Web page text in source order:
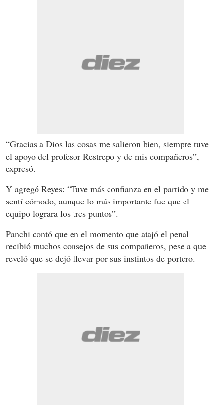
“Gracias a Dios las cosas me salieron bien, siempre tuve
el apoyo del profesor Restrepo y de mis compañeros”,
expresó.
Y agregó Reyes: “Tuve más confianza en el partido y me
sentí cómodo, aunque lo más importante fue que el
equipo lograra los tres puntos”.
Panchi contó que en el momento que atajó el penal
recibió muchos consejos de sus compañeros, pese a que
reveló que se dejó llevar por sus instintos de portero.